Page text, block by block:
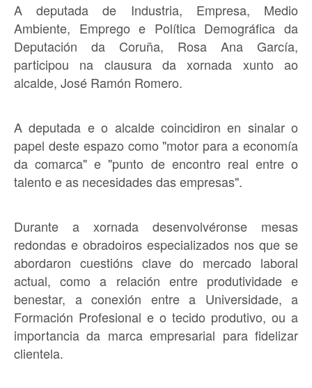
A deputada de Industria, Empresa, Medio
Ambiente, Emprego e Política Demográfica da
Deputación da Coruña, Rosa Ana García,
participou na clausura da xornada xunto ao
alcalde, José Ramón Romero.
A deputada e o alcalde coincidiron en sinalar o
papel deste espazo como "motor para a economía
da comarca" e "punto de encontro real entre o
talento e as necesidades das empresas".
Durante a xornada desenvolvéronse mesas
redondas e obradoiros especializados nos que se
abordaron cuestións clave do mercado laboral
actual, como a relación entre produtividade e
benestar, a conexión entre a Universidade, a
Formación Profesional e o tecido produtivo, ou a
importancia da marca empresarial para fidelizar
clientela.